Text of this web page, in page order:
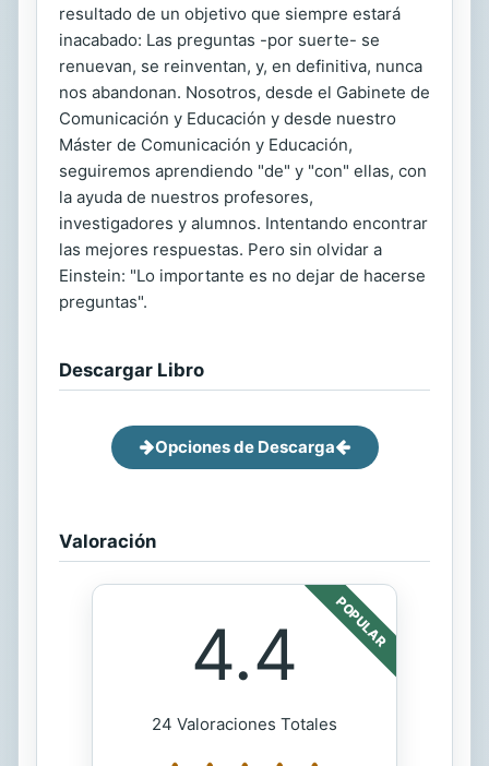
resultado de un objetivo que siempre estará
inacabado: Las preguntas -por suerte- se
renuevan, se reinventan, y, en definitiva, nunca
nos abandonan. Nosotros, desde el Gabinete de
Comunicación y Educación y desde nuestro
Máster de Comunicación y Educación,
seguiremos aprendiendo "de" y "con" ellas, con
la ayuda de nuestros profesores,
investigadores y alumnos. Intentando encontrar
las mejores respuestas. Pero sin olvidar a
Einstein: "Lo importante es no dejar de hacerse
preguntas".
Descargar Libro
Opciones de Descarga
Valoración
POPULAR
4.4
24 Valoraciones Totales